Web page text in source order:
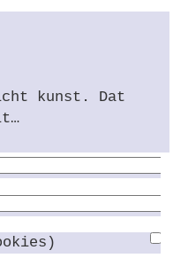
kunst. Dat